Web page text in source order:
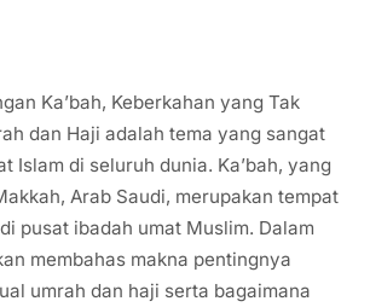
Ka’bah, Keberkahan yang Tak
dan Haji adalah tema yang sangat
Islam di seluruh dunia. Ka’bah, yang
Arab Saudi, merupakan tempat
pusat ibadah umat Muslim. Dalam
membahas makna pentingnya
umrah dan haji serta bagaimana